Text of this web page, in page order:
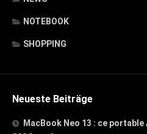
NOTEBOOK
SHOPPING
Neueste Beiträge
MacBook Neo 13 : ce